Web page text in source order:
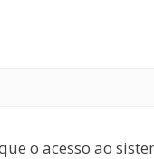
o acesso ao